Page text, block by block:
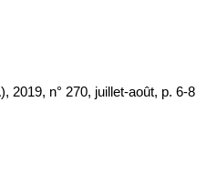
2019, n° 270, juillet-août, p. 6-8